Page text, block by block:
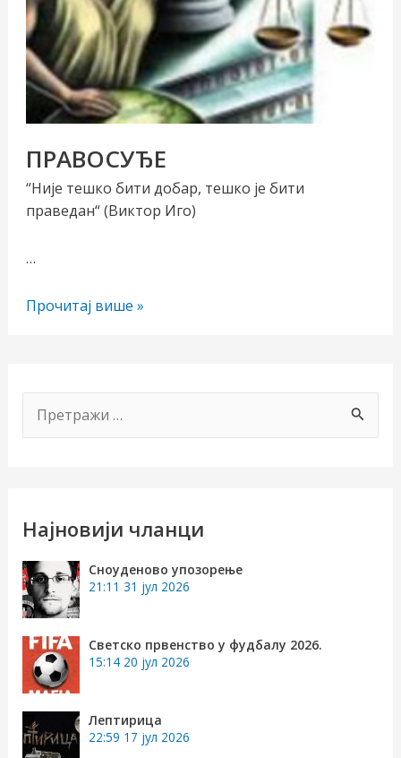
ПРАВОСУЂЕ
“Није тешко бити добар, тешко је бити
праведан“ (Виктор Иго)
…
ПРАВОСУЂЕ
Прочитај више »
р
р
г
а
з
:
Најновији чланци
Сноуденово упозорење
21:11 31 јул 2026
Светско првенство у фудбалу 2026.
15:14 20 јул 2026
Лептирица
22:59 17 јул 2026